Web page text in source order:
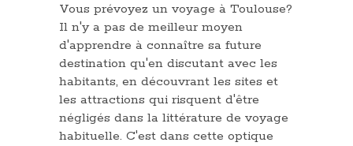
Vous prévoyez un voyage à Toulouse?
Il n'y a pas de meilleur moyen
d'apprendre à connaître sa future
destination qu'en discutant avec les
habitants, en découvrant les sites et
les attractions qui risquent d'être
négligés dans la littérature de voyage
habituelle. C'est dans cette optique